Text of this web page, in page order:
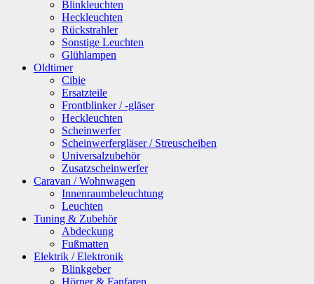
Blinkleuchten
Heckleuchten
Rückstrahler
Sonstige Leuchten
Glühlampen
Oldtimer
Cibie
Ersatzteile
Frontblinker / -gläser
Heckleuchten
Scheinwerfer
Scheinwerfergläser / Streuscheiben
Universalzubehör
Zusatzscheinwerfer
Caravan / Wohnwagen
Innenraumbeleuchtung
Leuchten
Tuning & Zubehör
Abdeckung
Fußmatten
Elektrik / Elektronik
Blinkgeber
Hörner & Fanfaren